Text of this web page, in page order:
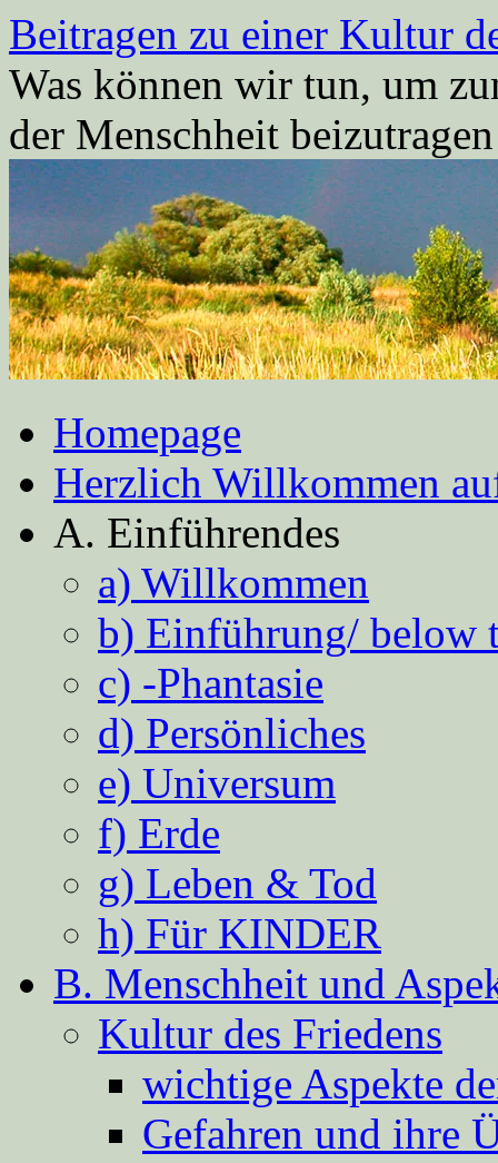
Zum
Inhalt
springen
Beitragen zu einer Kultur
Was können wir tun, um
der Menschheit
Homepage
Herzlich Willkommen
A. Einführendes
a) Willkommen
b) Einführung/ below
c) -Phantasie
d) Persönliches
e) Universum
f) Erde
g) Leben & Tod
h) Für KINDER
B. Menschheit und
Kultur des Friedens
wichtige Aspekte
Gefahren und ihre